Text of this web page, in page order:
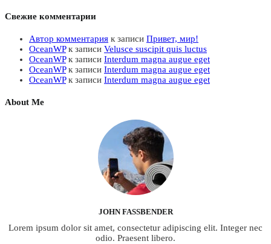
Свежие комментарии
Автор комментария к записи Привет, мир!
OceanWPк записи Velusce suscipit quis luctus
OceanWPк записи Interdum magna augue eget
OceanWPк записи Interdum magna augue eget
OceanWPк записи Interdum magna augue eget
About Me
JOHN FASSBENDER
Lorem ipsum dolor sit amet, consectetur adipiscing elit. Integer nec
odio. Praesent libero.